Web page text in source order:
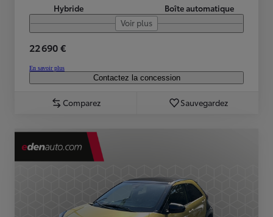
Hybride
Boîte automatique
Voir plus
22 690 €
En savoir plus
Contactez la concession
Comparez Sauvegardez